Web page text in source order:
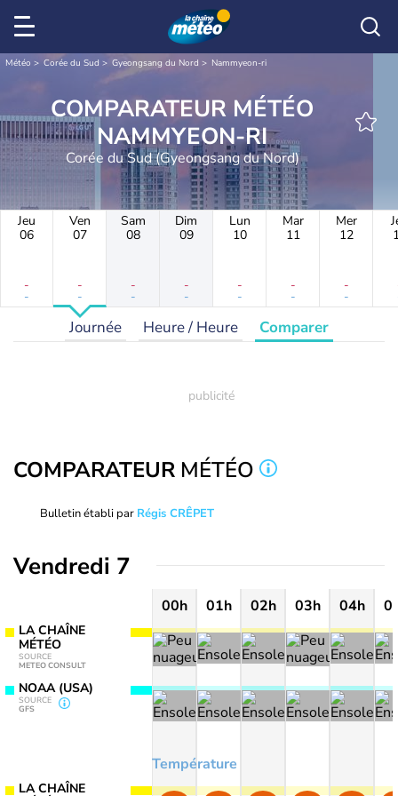
Météo Corée du Sud Gyeongsang du Nord Nammyeon-ri
COMPARATEUR MÉTÉO
NAMMYEON-RI
Corée du Sud (Gyeongsang du Nord)
Jeu
06
-
-
Ven
07
-
-
Sam
08
-
-
Dim
09
-
-
Lun
10
-
-
Mar
11
-
-
Mer
12
-
-
Journée Heure / Heure Comparer
COMPARATEUR MÉTÉO
Bulletin établi par Régis CRÊPET
Vendredi 7
LA CHAÎNE
MÉTÉO
SOURCE
METEO CONSULT
NOAA (USA)
SOURCE
GFS
LA CHAÎNE
00h 01h 02h 03h 04h
Température